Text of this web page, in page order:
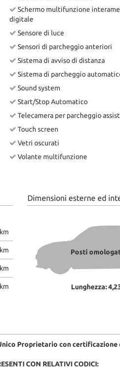
Schermo multifunzione
digitale
Sensore di luce
Sensori di parcheggio anteriori
Sistema di avviso di distanza
Sistema di parcheggio
Sound system
Start/Stop Automatico
Telecamera per parcheggio
Touch screen
Vetri oscurati
Volante multifunzione
Dimensioni esterne ed
Posti
Lunghezza:
Proprietario con
CON RELATIVI CODICI: